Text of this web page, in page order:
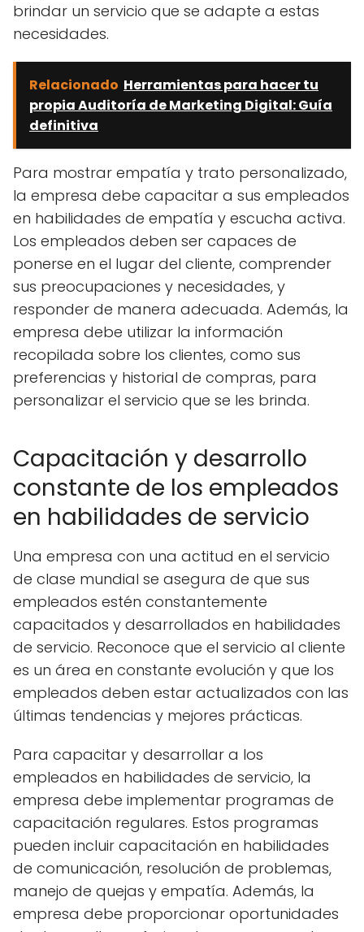
brindar un servicio que se adapte a estas
necesidades.
Relacionado Herramientas para hacer tu
propia Auditoría de Marketing Digital: Guía
definitiva
Para mostrar empatía y trato personalizado,
la empresa debe capacitar a sus empleados
en habilidades de empatía y escucha activa.
Los empleados deben ser capaces de
ponerse en el lugar del cliente, comprender
sus preocupaciones y necesidades, y
responder de manera adecuada. Además, la
empresa debe utilizar la información
recopilada sobre los clientes, como sus
preferencias y historial de compras, para
personalizar el servicio que se les brinda.
Capacitación y desarrollo
constante de los empleados
en habilidades de servicio
Una empresa con una actitud en el servicio
de clase mundial se asegura de que sus
empleados estén constantemente
capacitados y desarrollados en habilidades
de servicio. Reconoce que el servicio al cliente
es un área en constante evolución y que los
empleados deben estar actualizados con las
últimas tendencias y mejores prácticas.
Para capacitar y desarrollar a los
empleados en habilidades de servicio, la
empresa debe implementar programas de
capacitación regulares. Estos programas
pueden incluir capacitación en habilidades
de comunicación, resolución de problemas,
manejo de quejas y empatía. Además, la
empresa debe proporcionar oportunidades